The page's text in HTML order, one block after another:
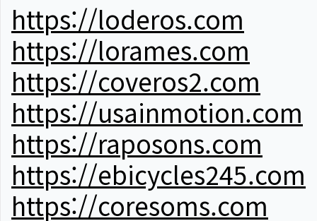
https://loderos.com
https://lorames.com
https://coveros2.com
https://usainmotion.com
https://raposons.com
https://ebicycles245.com
https://coresoms.com